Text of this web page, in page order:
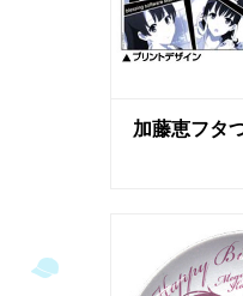
加藤恵フタ